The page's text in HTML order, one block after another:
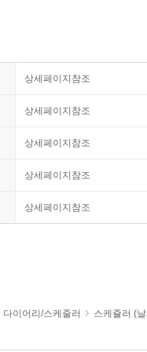
상세페이지참조
상세페이지참조
상세페이지참조
상세페이지참조
상세페이지참조
다이어리/스케줄러 스케쥴러 (